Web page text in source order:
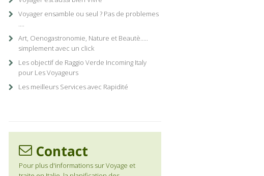
Voyager ensamble ou seul ? Pas de problemes
....
Art, Oenogastronomie, Nature et Beautè.....
simplement avec un click
Les objectif de Raggio Verde Incoming Italy
pour Les Voyageurs
Les meilleurs Services avec Rapidité
Contact
Pour plus d'informations sur Voyage et